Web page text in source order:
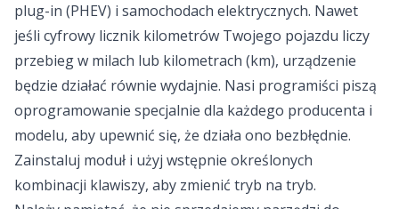
plug-in (PHEV) i samochodach elektrycznych. Nawet
jeśli cyfrowy licznik kilometrów Twojego pojazdu liczy
przebieg w milach lub kilometrach (km), urządzenie
będzie działać równie wydajnie. Nasi programiści piszą
oprogramowanie specjalnie dla każdego producenta i
modelu, aby upewnić się, że działa ono bezbłędnie.
Zainstaluj moduł i użyj wstępnie określonych
kombinacji klawiszy, aby zmienić tryb na tryb.